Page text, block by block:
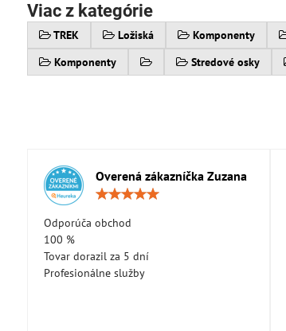
Viac z kategórie
TREK Ložiská Komponenty
Komponenty
Stredové osky
Overená zákazníčka Zuzana
Odporúča obchod
100 %
Tovar dorazil za 5 dní
Profesionálne služby